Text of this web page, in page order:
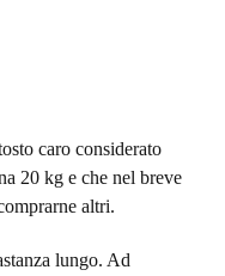
caro considerato
20 kg e che nel breve
altri.
lungo. Ad